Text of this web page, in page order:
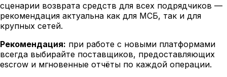
сценарии возврата средств для всех подрядчиков —
рекомендация актуальна как для МСБ, так и для
крупных сетей.
Рекомендация: при работе с новыми платформами
всегда выбирайте поставщиков, предоставляющих
escrow и мгновенные отчёты по каждой операции.